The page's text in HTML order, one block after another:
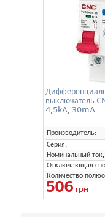
выключатель
4,5kA, 30mA
Производитель:
Серия:
Номинальный
Отключающая
Количество
506 грн